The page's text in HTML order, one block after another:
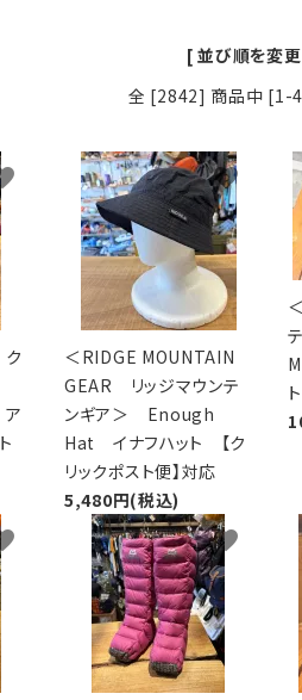
[ 並び順を変
全 [2842] 商品中 [1-
＜RIDGE MOUNTAIN
GEAR リッジマウンテ
ンギア＞ Enough
Hat イナフハット 【ク
リックポスト便】対応
5,480円(税込)
favorite
favorite